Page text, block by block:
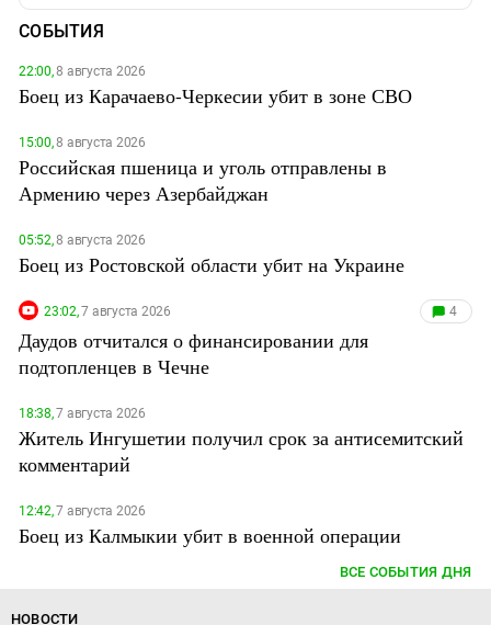
СОБЫТИЯ
22:00,8 августа 2026
Боец из Карачаево-Черкесии убит в зоне СВО
15:00,8 августа 2026
Российская пшеница и уголь отправлены в
Армению через Азербайджан
05:52,8 августа 2026
Боец из Ростовской области убит на Украине
23:02,7 августа 2026 4
Даудов отчитался о финансировании для
подтопленцев в Чечне
18:38,7 августа 2026
Житель Ингушетии получил срок за антисемитский
комментарий
12:42,7 августа 2026
Боец из Калмыкии убит в военной операции
ВСЕ СОБЫТИЯ ДНЯ
НОВОСТИ